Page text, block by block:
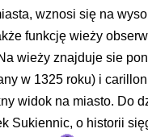
wznosi się na
funkcję wieży
wieży znajduje sie
w 1325 roku) i
widok na miasto. Do
Sukiennic, o historii